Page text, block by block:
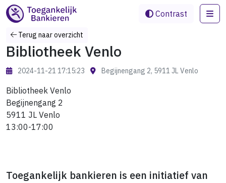
Contrast
Terug naar overzicht
Bibliotheek Venlo
2024-11-21 17:15:23 Begijnengang 2, 5911 JL Venlo
Bibliotheek Venlo
Begijnengang 2
5911 JL Venlo
13:00-17:00
Toegankelijk bankieren is een initiatief van